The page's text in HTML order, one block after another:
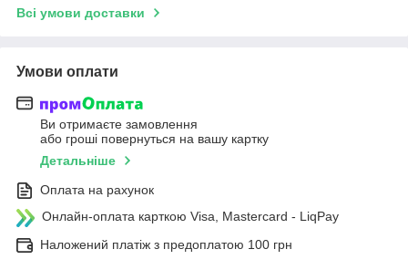
Всі умови доставки
Умови оплати
Ви отримаєте замовлення
або гроші повернуться на вашу картку
Детальніше
Оплата на рахунок
Онлайн-оплата карткою Visa, Mastercard - LiqPay
Наложений платіж з предоплатою 100 грн